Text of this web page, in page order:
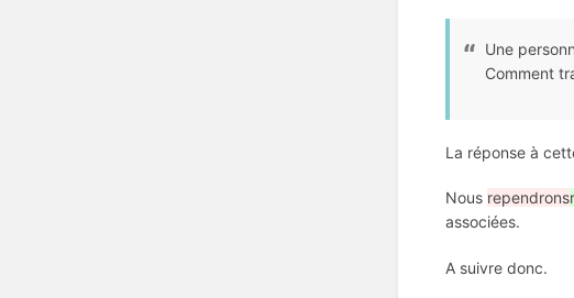
Une
Comment
La réponse à
Nous rependrons
associées.
A suivre donc.